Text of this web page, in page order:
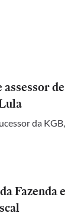
de
da KGB,
Fazenda e